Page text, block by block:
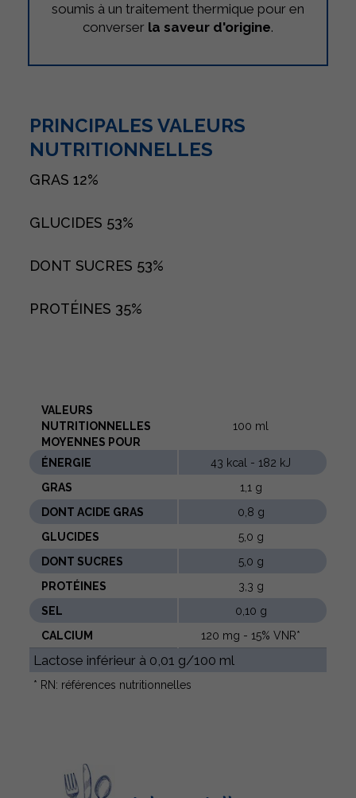
soumis à un traitement thermique pour en
converser la saveur d'origine.
PRINCIPALES VALEURS
NUTRITIONNELLES
GRAS 12%
GLUCIDES 53%
DONT SUCRES 53%
PROTÉINES 35%
VALEURS
NUTRITIONNELLES
MOYENNES POUR
100 ml
ÉNERGIE
43 kcal - 182 kJ
GRAS
1,1 g
DONT ACIDE GRAS
0,8 g
GLUCIDES
5,0 g
DONT SUCRES
5,0 g
PROTÉINES
3,3 g
SEL
0,10 g
CALCIUM
120 mg - 15% VNR*
Lactose inférieur à 0,01 g/100 ml
* RN: références nutritionnelles